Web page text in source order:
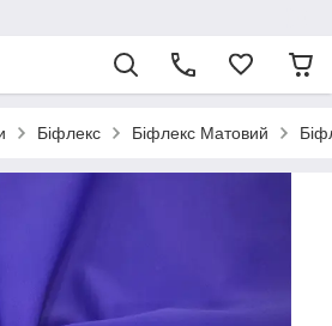
Біфлекс Біфлекс Матовий